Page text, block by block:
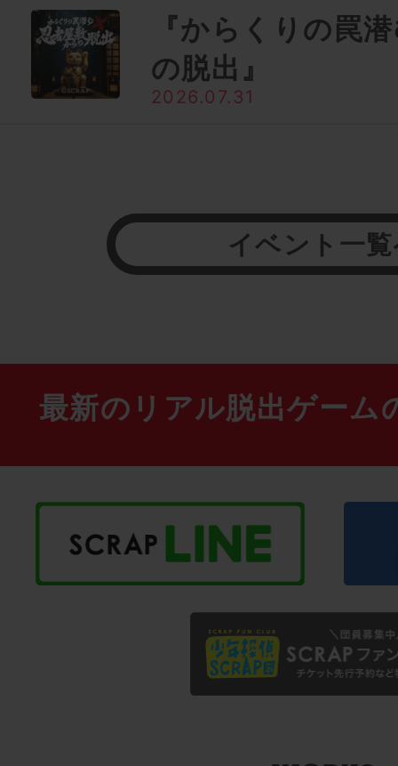
『からくりの罠
の脱出』
2026.07.31
イベント一
最新のリアル脱出ゲーム